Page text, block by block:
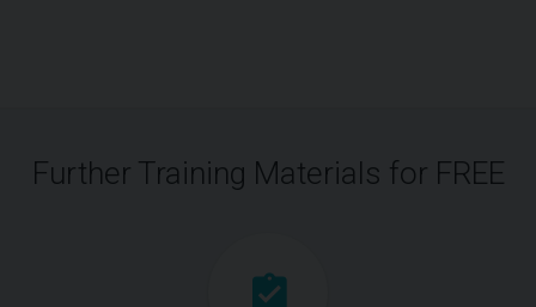
Further Training Materials for FREE